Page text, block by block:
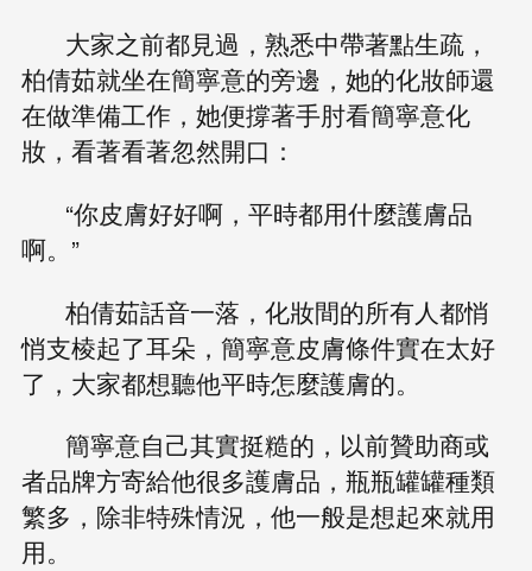
大家之前都見過，熟悉中帶著點生疏，
柏倩茹就坐在簡寧意的旁邊，她的化妝師還
在做準備工作，她便撐著手肘看簡寧意化
妝，看著看著忽然開口：
“你皮膚好好啊，平時都用什麼護膚品
啊。”
柏倩茹話音一落，化妝間的所有人都悄
悄支棱起了耳朵，簡寧意皮膚條件實在太好
了，大家都想聽他平時怎麼護膚的。
簡寧意自己其實挺糙的，以前贊助商或
者品牌方寄給他很多護膚品，瓶瓶罐罐種類
繁多，除非特殊情況，他一般是想起來就用
用。